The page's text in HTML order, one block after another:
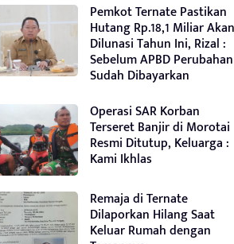
Pemkot Ternate Pastikan
Hutang Rp.18,1 Miliar Akan
Dilunasi Tahun Ini, Rizal :
Sebelum APBD Perubahan
Sudah Dibayarkan
Operasi SAR Korban
Terseret Banjir di Morotai
Resmi Ditutup, Keluarga :
Kami Ikhlas
Remaja di Ternate
Dilaporkan Hilang Saat
Keluar Rumah dengan